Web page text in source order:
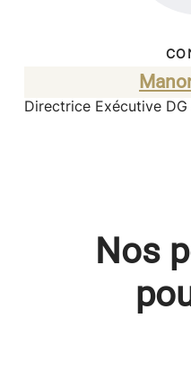
Directrice Exécutive DG
Nos